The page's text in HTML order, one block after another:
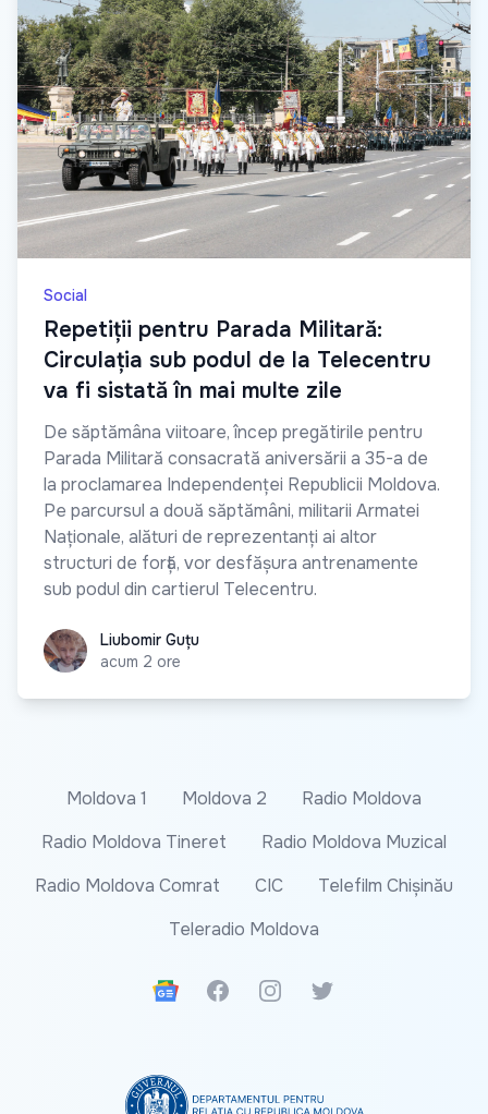
Social
Repetiții pentru Parada Militară:
Circulația sub podul de la Telecentru
va fi sistată în mai multe zile
De săptămâna viitoare, încep pregătirile pentru
Parada Militară consacrată aniversării a 35-a de
la proclamarea Independenței Republicii Moldova.
Pe parcursul a două săptămâni, militarii Armatei
Naționale, alături de reprezentanți ai altor
structuri de forță, vor desfășura antrenamente
sub podul din cartierul Telecentru.
Liubomir Guțu
Liubomir Guțu
acum 2 ore
Moldova 1 Moldova 2
Radio Moldova
Radio Moldova Tineret
Radio Moldova Muzical
Radio Moldova Comrat
CIC
Telefilm Chișinău
Teleradio Moldova
Google News
FacebookInstagramTwitter